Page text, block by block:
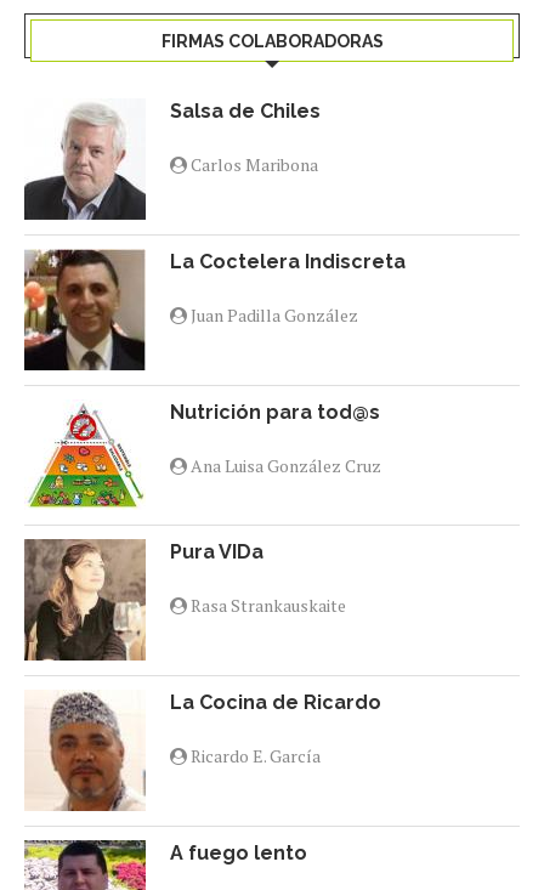
FIRMAS COLABORADORAS
Salsa de Chiles
Carlos Maribona
La Coctelera Indiscreta
Juan Padilla González
Nutrición para tod@s
Ana Luisa González Cruz
Pura VIDa
Rasa Strankauskaite
La Cocina de Ricardo
Ricardo E. García
A fuego lento